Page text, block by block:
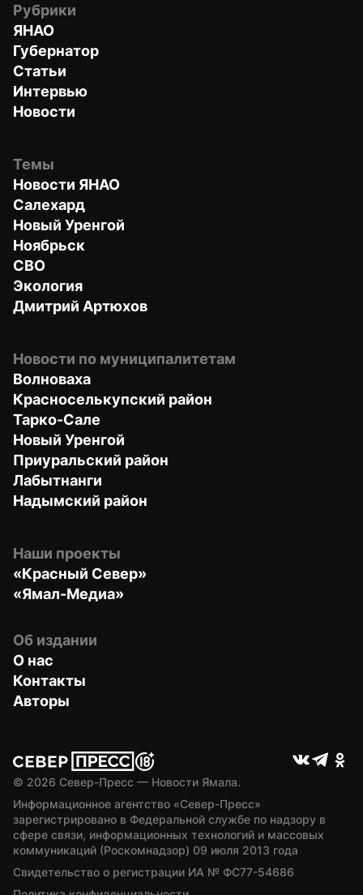
Рубрики
ЯНАО
Губернатор
Статьи
Интервью
Новости
Темы
Новости ЯНАО
Салехард
Новый Уренгой
Ноябрьск
СВО
Экология
Дмитрий Артюхов
Новости по муниципалитетам
Волноваха
Красноселькупский район
Тарко-Сале
Новый Уренгой
Приуральский район
Лабытнанги
Надымский район
Наши проекты
«Красный Север»
«Ямал-Медиа»
Об издании
О нас
Контакты
Авторы
© 2026 Север-Пресс — Новости Ямала.
Информационное агентство «Север-Пресс»
зарегистрировано в Федеральной службе по надзору в
сфере связи, информационных технологий и массовых
коммуникаций (Роскомнадзор) 09 июля 2013 года
Свидетельство о регистрации ИА № ФС77-54686